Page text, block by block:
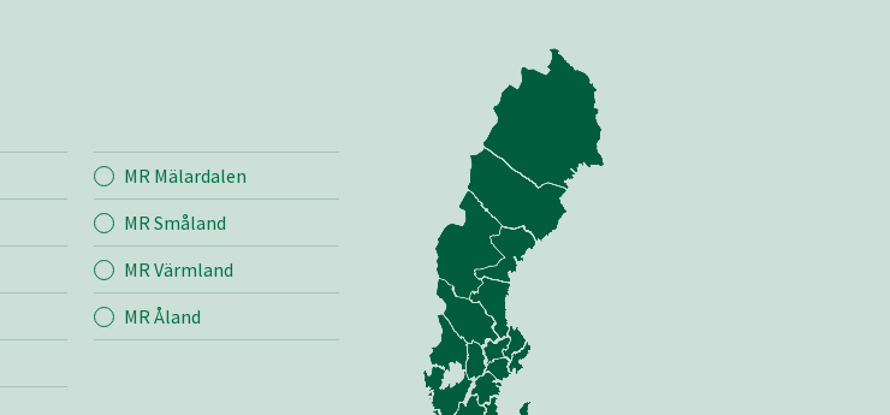
Entreprenad
Mina sidor
Snö & Sand
Bemanning
Bygg & Anläggning
Jord
MR Mälardalen
MR Småland
MR Värmland
MR Åland